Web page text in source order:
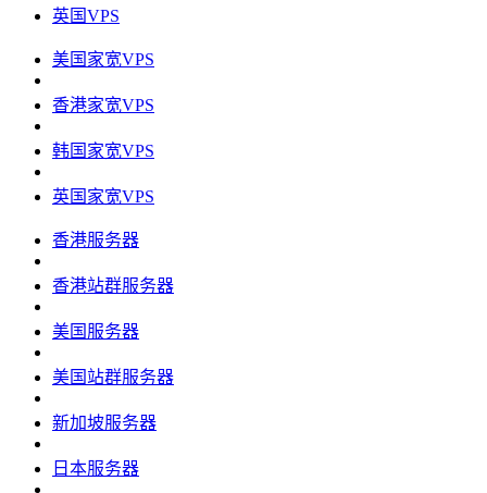
英国VPS
美国家宽VPS
香港家宽VPS
韩国家宽VPS
英国家宽VPS
香港服务器
香港站群服务器
美国服务器
美国站群服务器
新加坡服务器
日本服务器